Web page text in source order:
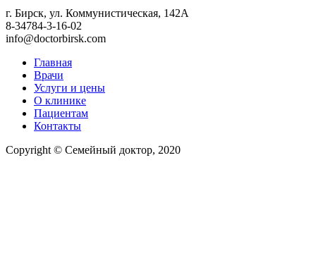
г. Бирск, ул. Коммунистическая, 142А
8-34784-3-16-02
info@doctorbirsk.com
Главная
Врачи
Услуги и цены
О клинике
Пациентам
Контакты
Copyright © Семейный доктор, 2020